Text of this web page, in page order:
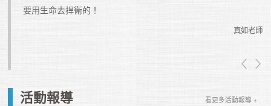
如老師要用生命去捍衛的！
真如老師
活動報導 看更多活動報導 +